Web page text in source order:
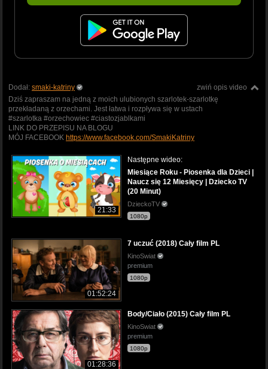
zwiń opis video
Dodał: smaki-katriny
Dziś zapraszam na jedną z moich ulubionych szarlotek-szarlotkę
przekładaną z orzechami. Jest łatwa i rozpływa się w ustach
#szarlotka #orzechowiec #ciastozjablkami
LINK DO PRZEPISU NA BLOGU
MÓJ FACEBOOK https://www.facebook.com/SmakiKatriny
21:33
Następne wideo:
Miesiące Roku - Piosenka dla Dzieci |
Naucz się 12 Miesięcy | Dziecko TV
(20 Minut)
DzieckoTV
1080p
01:52:24
7 uczuć (2018) Cały film PL
KinoSwiat
premium
1080p
01:28:36
Body/Ciało (2015) Cały film PL
KinoSwiat
premium
1080p